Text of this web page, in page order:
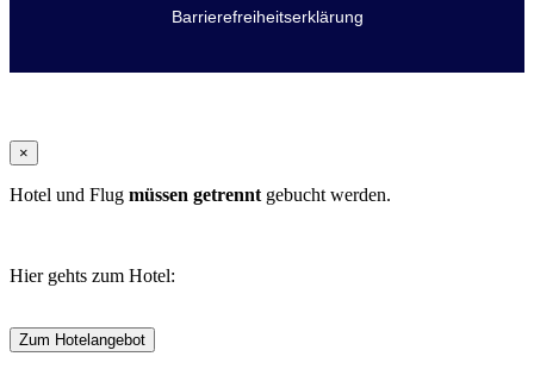
×
Hotel und Flug müssen getrennt gebucht werden.
Hier gehts zum Hotel:
Zum Hotelangebot